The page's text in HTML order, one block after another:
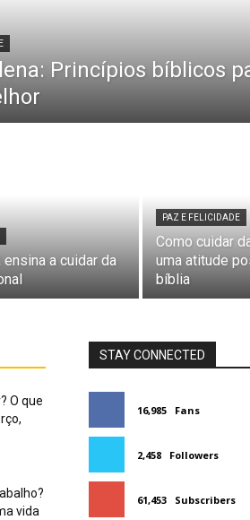
Princípios bíblicos
a cuidar da
PAZ E FELICIDADE
Como cuidar
uma atitude
bíblia
O que
vida
STAY CONNECTED
16,985 Fans
2,458 Followers
61,453 Subscribers